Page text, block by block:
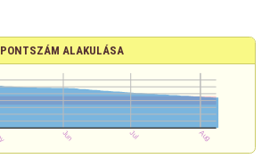
PONTSZÁM ALAKULÁSA